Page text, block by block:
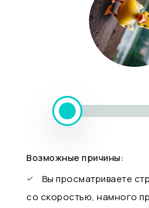
Возможные причины:
Вы просматриваете
со скоростью, намного